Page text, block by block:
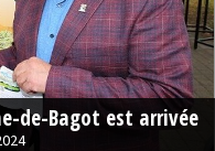
de-Bagot est arrivée